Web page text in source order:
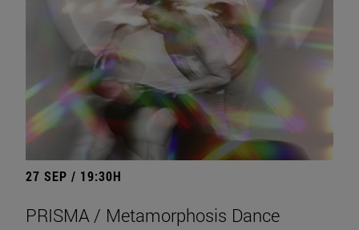
27 SEP / 19:30H
PRISMA / Metamorphosis Dance